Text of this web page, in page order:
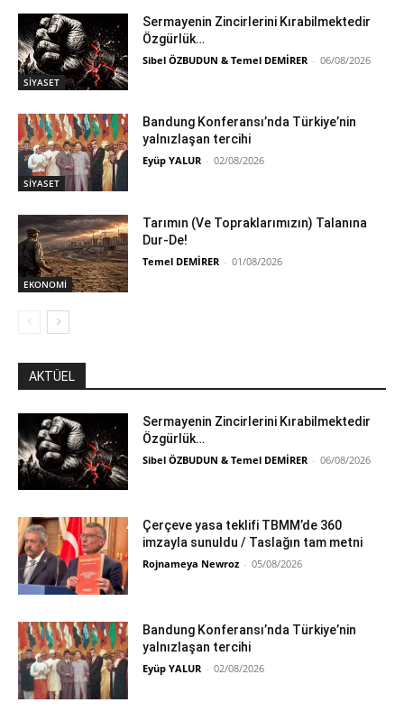
SİYASET
Sermayenin Zincirlerini Kırabilmektedir
Özgürlük…
Sibel ÖZBUDUN & Temel DEMİRER - 06/08/2026
SİYASET
Bandung Konferansı’nda Türkiye’nin
yalnızlaşan tercihi
Eyüp YALUR - 02/08/2026
EKONOMİ
Tarımın (Ve Topraklarımızın) Talanına
Dur-De!
Temel DEMİRER - 01/08/2026
AKTÜEL
Sermayenin Zincirlerini Kırabilmektedir
Özgürlük…
Sibel ÖZBUDUN & Temel DEMİRER - 06/08/2026
Çerçeve yasa teklifi TBMM’de 360
imzayla sunuldu / Taslağın tam metni
Rojnameya Newroz - 05/08/2026
Bandung Konferansı’nda Türkiye’nin
yalnızlaşan tercihi
Eyüp YALUR - 02/08/2026